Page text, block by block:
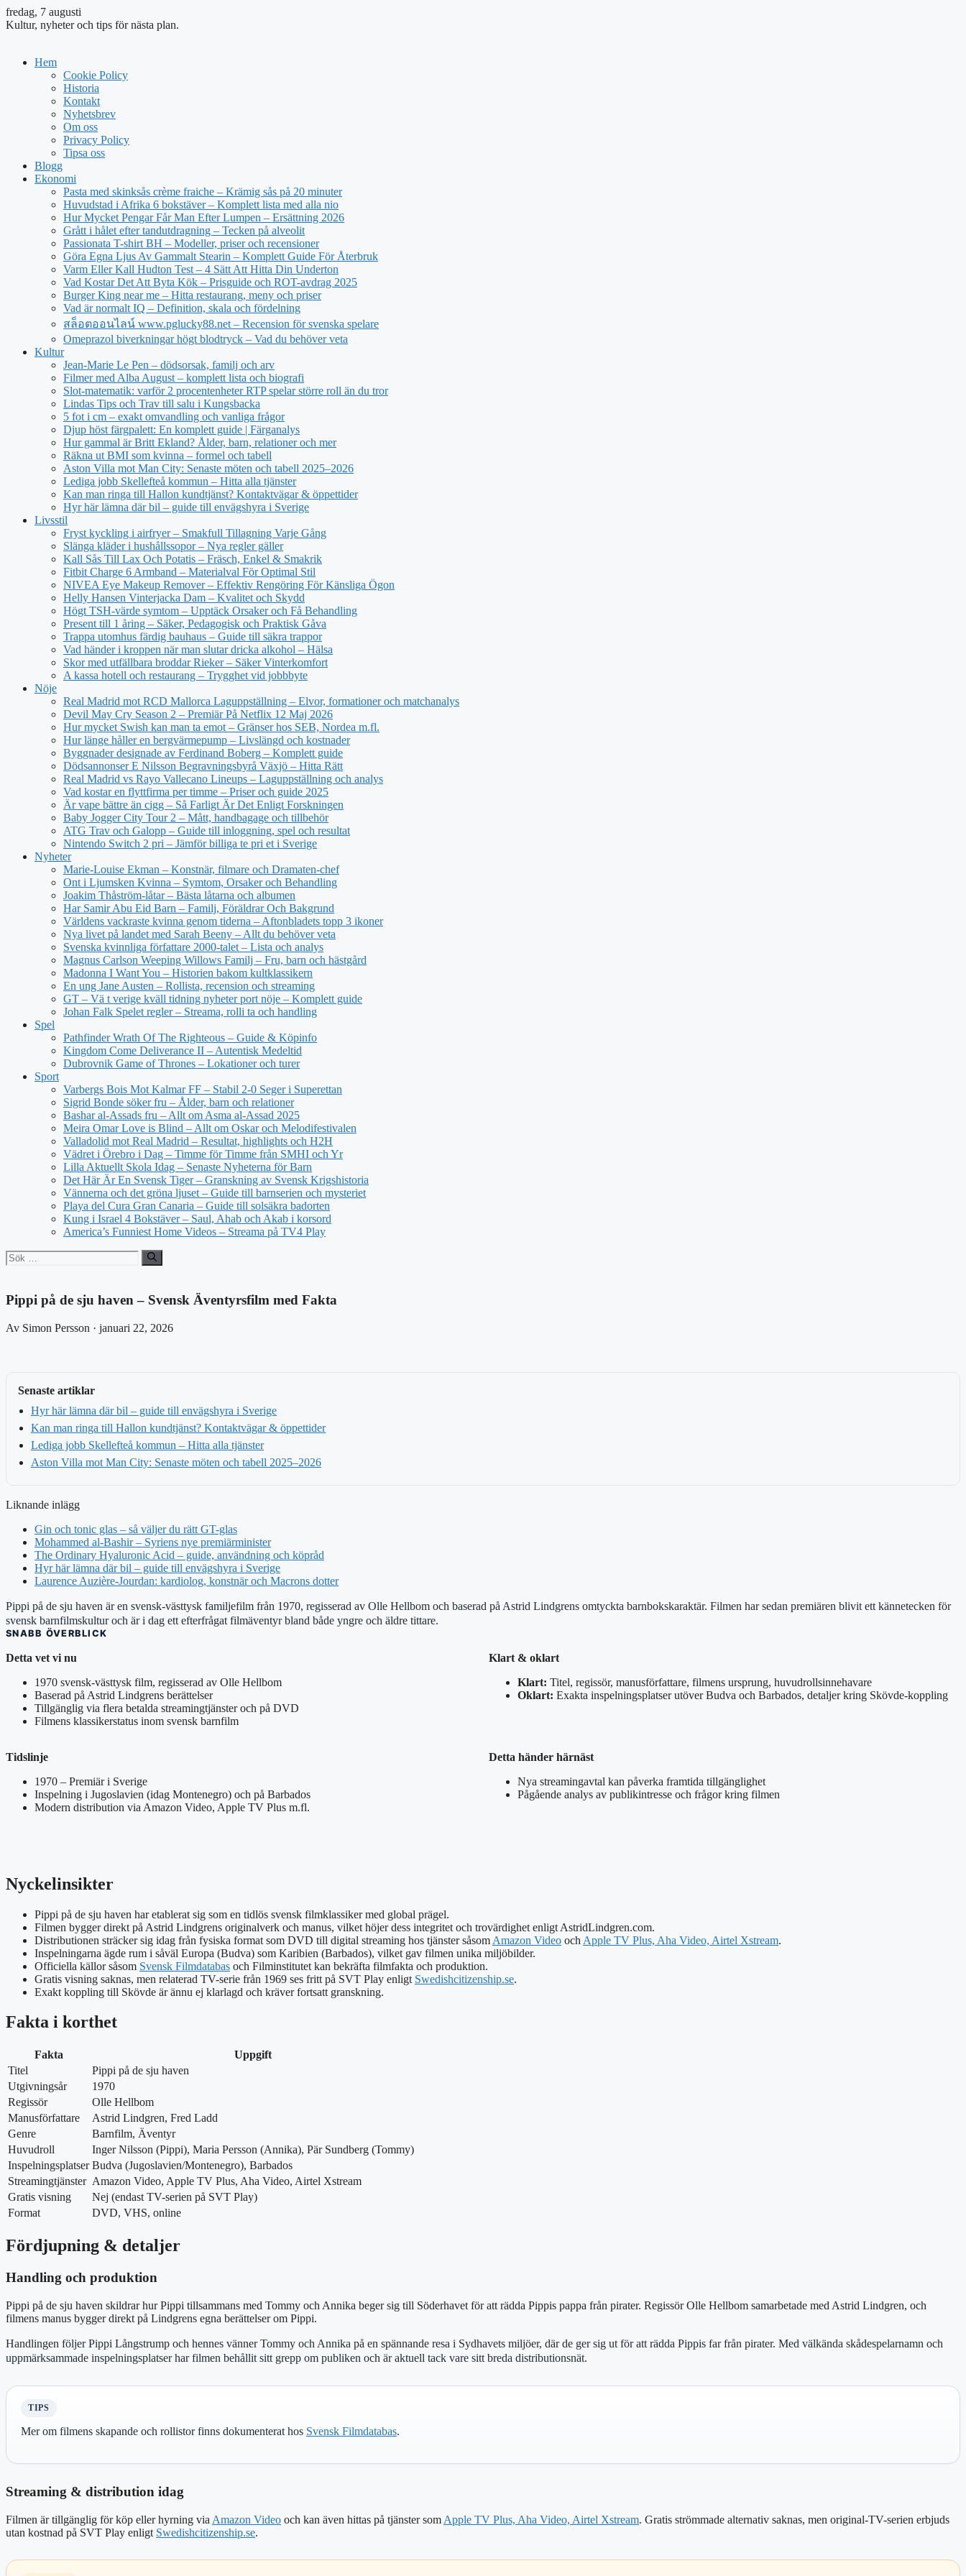
fredag, 7 augusti
Kultur, nyheter och tips för nästa plan.
Hem
Cookie Policy
Historia
Kontakt
Nyhetsbrev
Om oss
Privacy Policy
Tipsa oss
Blogg
Ekonomi
Pasta med skinksås crème fraiche – Krämig sås på 20 minuter
Huvudstad i Afrika 6 bokstäver – Komplett lista med alla nio
Hur Mycket Pengar Får Man Efter Lumpen – Ersättning 2026
Grått i hålet efter tandutdragning – Tecken på alveolit
Passionata T-shirt BH – Modeller, priser och recensioner
Göra Egna Ljus Av Gammalt Stearin – Komplett Guide För Återbruk
Varm Eller Kall Hudton Test – 4 Sätt Att Hitta Din Underton
Vad Kostar Det Att Byta Kök – Prisguide och ROT-avdrag 2025
Burger King near me – Hitta restaurang, meny och priser
Vad är normalt IQ – Definition, skala och fördelning
สล็อตออนไลน์ www.pglucky88.net – Recension för svenska spelare
Omeprazol biverkningar högt blodtryck – Vad du behöver veta
Kultur
Jean‑Marie Le Pen – dödsorsak, familj och arv
Filmer med Alba August – komplett lista och biografi
Slot-matematik: varför 2 procentenheter RTP spelar större roll än du tror
Lindas Tips och Trav till salu i Kungsbacka
5 fot i cm – exakt omvandling och vanliga frågor
Djup höst färgpalett: En komplett guide | Färganalys
Hur gammal är Britt Ekland? Ålder, barn, relationer och mer
Räkna ut BMI som kvinna – formel och tabell
Aston Villa mot Man City: Senaste möten och tabell 2025–2026
Lediga jobb Skellefteå kommun – Hitta alla tjänster
Kan man ringa till Hallon kundtjänst? Kontaktvägar & öppettider
Hyr här lämna där bil – guide till envägshyra i Sverige
Livsstil
Fryst kyckling i airfryer – Smakfull Tillagning Varje Gång
Slänga kläder i hushållssopor – Nya regler gäller
Kall Sås Till Lax Och Potatis – Fräsch, Enkel & Smakrik
Fitbit Charge 6 Armband – Materialval För Optimal Stil
NIVEA Eye Makeup Remover – Effektiv Rengöring För Känsliga Ögon
Helly Hansen Vinterjacka Dam – Kvalitet och Skydd
Högt TSH-värde symtom – Upptäck Orsaker och Få Behandling
Present till 1 åring – Säker, Pedagogisk och Praktisk Gåva
Trappa utomhus färdig bauhaus – Guide till säkra trappor
Vad händer i kroppen när man slutar dricka alkohol – Hälsa
Skor med utfällbara broddar Rieker – Säker Vinterkomfort
A kassa hotell och restaurang – Trygghet vid jobbbyte
Nöje
Real Madrid mot RCD Mallorca Laguppställning – Elvor, formationer och matchanalys
Devil May Cry Season 2 – Premiär På Netflix 12 Maj 2026
Hur mycket Swish kan man ta emot – Gränser hos SEB, Nordea m.fl.
Hur länge håller en bergvärmepump – Livslängd och kostnader
Byggnader designade av Ferdinand Boberg – Komplett guide
Dödsannonser E Nilsson Begravningsbyrå Växjö – Hitta Rätt
Real Madrid vs Rayo Vallecano Lineups – Laguppställning och analys
Vad kostar en flyttfirma per timme – Priser och guide 2025
Är vape bättre än cigg – Så Farligt Är Det Enligt Forskningen
Baby Jogger City Tour 2 – Mått, handbagage och tillbehör
ATG Trav och Galopp – Guide till inloggning, spel och resultat
Nintendo Switch 2 pri – Jämför billiga te pri et i Sverige
Nyheter
Marie-Louise Ekman – Konstnär, filmare och Dramaten-chef
Ont i Ljumsken Kvinna – Symtom, Orsaker och Behandling
Joakim Thåström-låtar – Bästa låtarna och albumen
Har Samir Abu Eid Barn – Familj, Föräldrar Och Bakgrund
Världens vackraste kvinna genom tiderna – Aftonbladets topp 3 ikoner
Nya livet på landet med Sarah Beeny – Allt du behöver veta
Svenska kvinnliga författare 2000-talet – Lista och analys
Magnus Carlson Weeping Willows Familj – Fru, barn och hästgård
Madonna I Want You – Historien bakom kultklassikern
En ung Jane Austen – Rollista, recension och streaming
GT – Vä t verige kväll tidning nyheter port nöje – Komplett guide
Johan Falk Spelet regler – Streama, rolli ta och handling
Spel
Pathfinder Wrath Of The Righteous – Guide & Köpinfo
Kingdom Come Deliverance II – Autentisk Medeltid
Dubrovnik Game of Thrones – Lokationer och turer
Sport
Varbergs Bois Mot Kalmar FF – Stabil 2-0 Seger i Superettan
Sigrid Bonde söker fru – Ålder, barn och relationer
Bashar al-Assads fru – Allt om Asma al-Assad 2025
Meira Omar Love is Blind – Allt om Oskar och Melodifestivalen
Valladolid mot Real Madrid – Resultat, highlights och H2H
Vädret i Örebro i Dag – Timme för Timme från SMHI och Yr
Lilla Aktuellt Skola Idag – Senaste Nyheterna för Barn
Det Här Är En Svensk Tiger – Granskning av Svensk Krigshistoria
Vännerna och det gröna ljuset – Guide till barnserien och mysteriet
Playa del Cura Gran Canaria – Guide till solsäkra badorten
Kung i Israel 4 Bokstäver – Saul, Ahab och Akab i korsord
America’s Funniest Home Videos – Streama på TV4 Play
Sök
efter:
Pippi på de sju haven – Svensk Äventyrsfilm med Fakta
Av Simon Persson · januari 22, 2026
Senaste artiklar
Hyr här lämna där bil – guide till envägshyra i Sverige
Kan man ringa till Hallon kundtjänst? Kontaktvägar & öppettider
Lediga jobb Skellefteå kommun – Hitta alla tjänster
Aston Villa mot Man City: Senaste möten och tabell 2025–2026
Liknande inlägg
Gin och tonic glas – så väljer du rätt GT-glas
Mohammed al-Bashir – Syriens nye premiärminister
The Ordinary Hyaluronic Acid – guide, användning och köpråd
Hyr här lämna där bil – guide till envägshyra i Sverige
Laurence Auzière-Jourdan: kardiolog, konstnär och Macrons dotter
Pippi på de sju haven är en svensk-västtysk familjefilm från 1970, regisserad av Olle Hellbom och baserad på Astrid Lindgrens omtyckta barnbokskaraktär. Filmen har sedan premiären blivit ett kännetecken för
svensk barnfilmskultur och är i dag ett efterfrågat filmäventyr bland både yngre och äldre tittare.
SNABB ÖVERBLICK
Detta vet vi nu
1970 svensk-västtysk film, regisserad av Olle Hellbom
Baserad på Astrid Lindgrens berättelser
Tillgänglig via flera betalda streamingtjänster och på DVD
Filmens klassikerstatus inom svensk barnfilm
Klart & oklart
Klart: Titel, regissör, manusförfattare, filmens ursprung, huvudrollsinnehavare
Oklart: Exakta inspelningsplatser utöver Budva och Barbados, detaljer kring Skövde-koppling
Tidslinje
1970 – Premiär i Sverige
Inspelning i Jugoslavien (idag Montenegro) och på Barbados
Modern distribution via Amazon Video, Apple TV Plus m.fl.
Detta händer härnäst
Nya streamingavtal kan påverka framtida tillgänglighet
Pågående analys av publikintresse och frågor kring filmen
Nyckelinsikter
Pippi på de sju haven har etablerat sig som en tidlös svensk filmklassiker med global prägel.
Filmen bygger direkt på Astrid Lindgrens originalverk och manus, vilket höjer dess integritet och trovärdighet enligt AstridLindgren.com.
Distributionen sträcker sig idag från fysiska format som DVD till digital streaming hos tjänster såsom Amazon Video och Apple TV Plus, Aha Video, Airtel Xstream.
Inspelningarna ägde rum i såväl Europa (Budva) som Karibien (Barbados), vilket gav filmen unika miljöbilder.
Officiella källor såsom Svensk Filmdatabas och Filminstitutet kan bekräfta filmfakta och produktion.
Gratis visning saknas, men relaterad TV-serie från 1969 ses fritt på SVT Play enligt Swedishcitizenship.se.
Exakt koppling till Skövde är ännu ej klarlagd och kräver fortsatt granskning.
Fakta i korthet
Fakta
Uppgift
Titel
Pippi på de sju haven
Utgivningsår
1970
Regissör
Olle Hellbom
Manusförfattare
Astrid Lindgren, Fred Ladd
Genre
Barnfilm, Äventyr
Huvudroll
Inger Nilsson (Pippi), Maria Persson (Annika), Pär Sundberg (Tommy)
Inspelningsplatser Budva (Jugoslavien/Montenegro), Barbados
Streamingtjänster Amazon Video, Apple TV Plus, Aha Video, Airtel Xstream
Gratis visning
Nej (endast TV-serien på SVT Play)
Format
DVD, VHS, online
Fördjupning & detaljer
Handling och produktion
Pippi på de sju haven skildrar hur Pippi tillsammans med Tommy och Annika beger sig till Söderhavet för att rädda Pippis pappa från pirater. Regissör Olle Hellbom samarbetade med Astrid Lindgren, och
filmens manus bygger direkt på Lindgrens egna berättelser om Pippi.
Handlingen följer Pippi Långstrump och hennes vänner Tommy och Annika på en spännande resa i Sydhavets miljöer, där de ger sig ut för att rädda Pippis far från pirater. Med välkända skådespelarnamn och
uppmärksammade inspelningsplatser har filmen behållit sitt grepp om publiken och är aktuell tack vare sitt breda distributionsnät.
TIPS
Mer om filmens skapande och rollistor finns dokumenterat hos Svensk Filmdatabas.
Streaming & distribution idag
Filmen är tillgänglig för köp eller hyrning via Amazon Video och kan även hittas på tjänster som Apple TV Plus, Aha Video, Airtel Xstream. Gratis strömmade alternativ saknas, men original-TV-serien erbjuds
utan kostnad på SVT Play enligt Swedishcitizenship.se.